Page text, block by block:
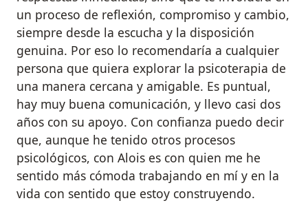
un proceso de reflexión, compromiso y cambio,
siempre desde la escucha y la disposición
genuina. Por eso lo recomendaría a cualquier
persona que quiera explorar la psicoterapia de
una manera cercana y amigable. Es puntual,
hay muy buena comunicación, y llevo casi dos
años con su apoyo. Con confianza puedo decir
que, aunque he tenido otros procesos
psicológicos, con Alois es con quien me he
sentido más cómoda trabajando en mí y en la
vida con sentido que estoy construyendo.